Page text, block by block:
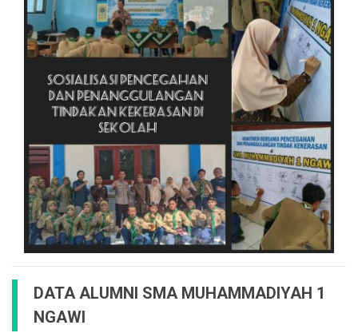
DATA ALUMNI SMA MUHAMMADIYAH 1
NGAWI